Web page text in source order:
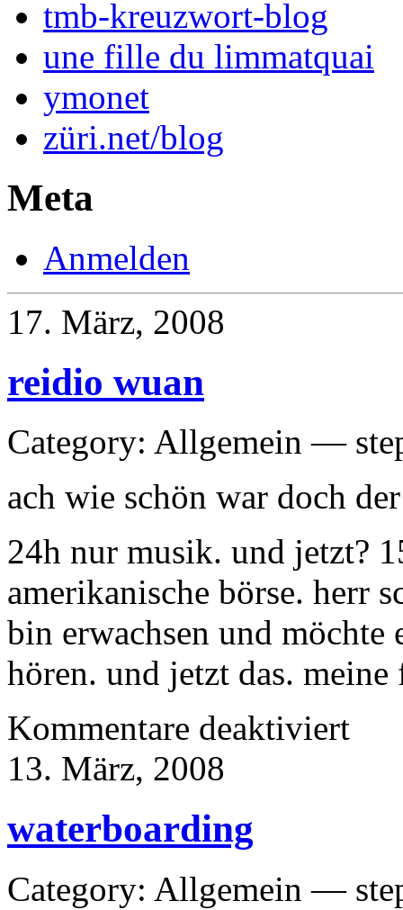
tmb-kreuzwort-blog
une fille du limmatquai
ymonet
züri.net/blog
Meta
Anmelden
17. März, 2008
reidio wuan
Category: Allgemein —
ach wie schön war doch
24h nur musik. und jetzt?
amerikanische börse. herr
bin erwachsen und
hören. und jetzt das.
Kommentare deaktiviert
13. März, 2008
waterboarding
Category: Allgemein —